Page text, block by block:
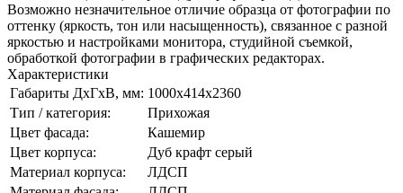
Возможно незначительное отличие образца от фотографии по
оттенку (яркость, тон или насыщенность), связанное с разной
яркостью и настройками монитора, студийной съемкой,
обработкой фотографии в графических редакторах.
Характеристики
Габариты ДхГхВ, мм: 1000х414х2360
Тип / категория:
Прихожая
Цвет фасада:
Кашемир
Цвет корпуса:
Дуб крафт серый
Материал корпуса:
ЛДСП